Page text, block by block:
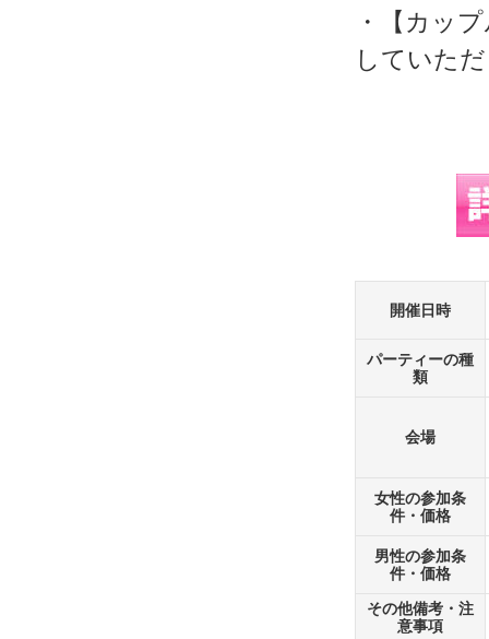
・【カッ
していた
開催日時
パーティーの種
類
会場
女性の参加条
件・価格
男性の参加条
件・価格
その他備考・注
意事項